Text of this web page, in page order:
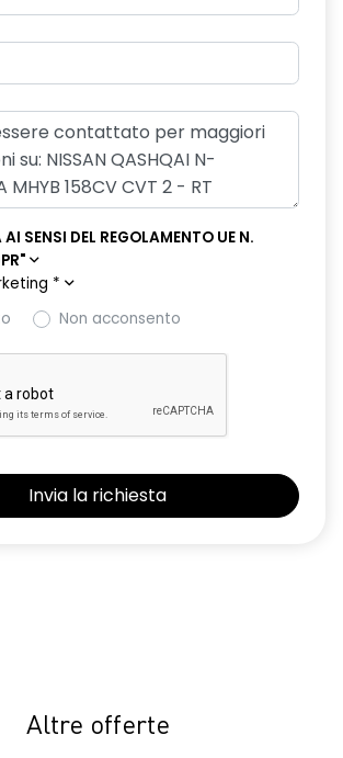
SENSI DEL REGOLAMENTO UE N.
*
Non acconsento
Altre offerte